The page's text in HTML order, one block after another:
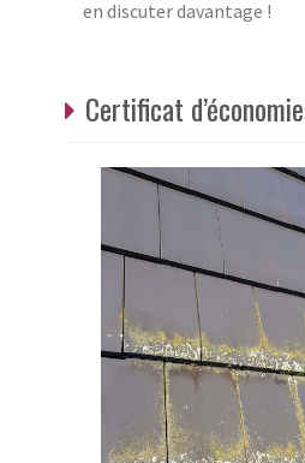
en discuter davantage !
Certificat